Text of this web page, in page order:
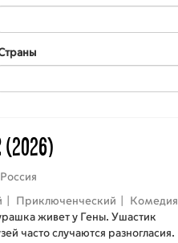
(2026)
Россия
Приключенческий
Комедия
живет у Гены. Ушастик
часто случаются разногласия.